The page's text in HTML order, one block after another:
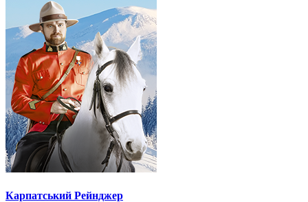
Карпатський Рейнджер